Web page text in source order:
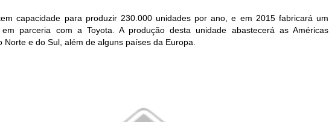
capacidade para produzir 230.000 unidades por ano, e em 2015 fabricará um
em parceria com a Toyota. A produção desta unidade abastecerá as Américas
Norte e do Sul, além de alguns países da Europa.